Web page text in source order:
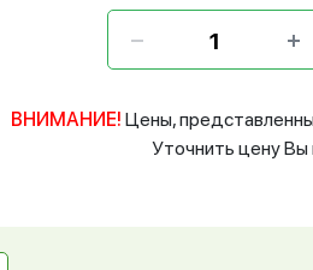
ВНИМАНИЕ! Цены,
Уточнить цену